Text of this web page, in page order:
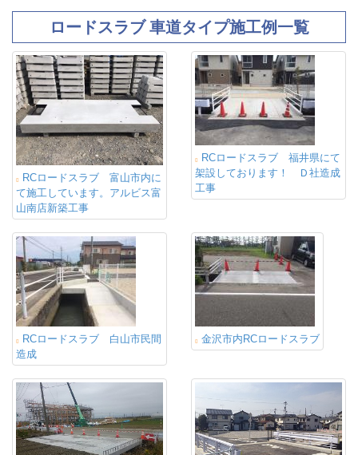
ロードスラブ 車道タイプ施工例一覧
RCロードスラブ 富山市内に
て施工しています。アルビス富
山南店新築工事
RCロードスラブ 福井県にて
架設しております！ Ｄ社造成
工事
RCロードスラブ 白山市民間
造成
金沢市内RCロードスラブ